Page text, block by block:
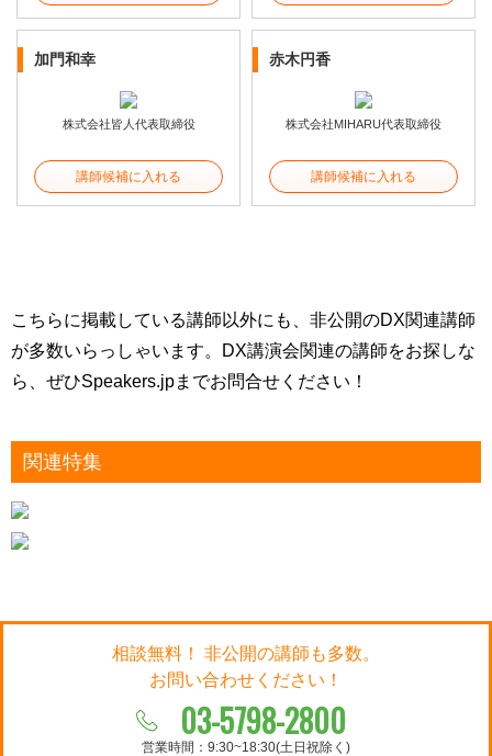
加門和幸
株式会社皆人代表取締役
講師候補に入れる
赤木円香
株式会社MIHARU代表取締役
講師候補に入れる
こちらに掲載している講師以外にも、非公開のDX関連講師
が多数いらっしゃいます。DX講演会関連の講師をお探しな
ら、 ぜひSpeakers.jpまでお問合せください！
関連特集
相談無料！ 非公開の講師も多数。
お問い合わせください！
03-5798-2800
営業時間：9:30~18:30(土日祝除く)